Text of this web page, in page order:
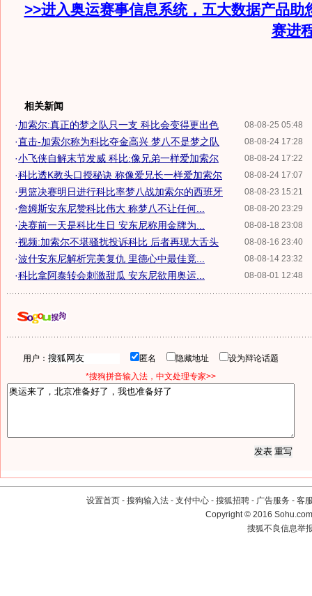
>>进入奥运赛事信息系统，五大数据产品助
赛进
相关新闻
08-08-25 05:48
·加索尔:真正的梦之队只一支 科比会变得更出色
08-08-24 17:28
·直击-加索尔称为科比夺金高兴 梦八不是梦之队
08-08-24 17:22
·小飞侠自解末节发威 科比:像兄弟一样爱加索尔
08-08-24 17:07
·科比透K教头口授秘诀 称像爱兄长一样爱加索尔
08-08-23 15:21
·男篮决赛明日进行科比率梦八战加索尔的西班牙
08-08-20 23:29
·詹姆斯安东尼赞科比伟大 称梦八不让任何...
08-08-18 23:08
·决赛前一天是科比生日 安东尼称用金牌为...
08-08-16 23:40
·视频:加索尔不堪骚扰投诉科比 后者再现大舌头
08-08-14 23:32
·波什安东尼解析完美复仇 里德心中最佳竟...
08-08-01 12:48
·科比拿阿泰转会刺激甜瓜 安东尼欲用奥运...
用户： 匿名 隐藏地址
设为辩论话题
*搜狗拼音输入法，中文处理专家>>
设置首页 - 搜狗输入法 - 支付中心 - 搜狐招聘 - 广告服务 - 客
Copyright©2016
搜狐不良信息举